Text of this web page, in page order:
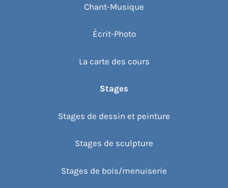
Chant-Musique
Écrit-Photo
La carte des cours
Stages
Stages de dessin et peinture
Stages de sculpture
Stages de bois/menuiserie